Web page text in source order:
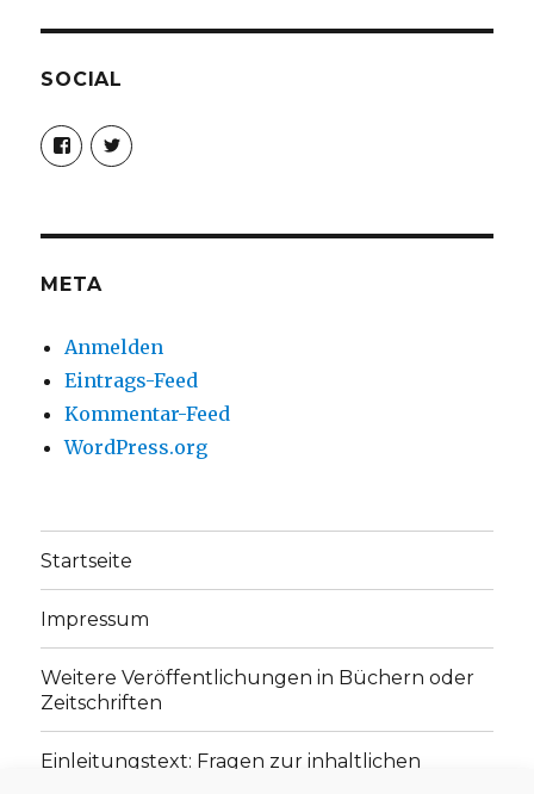
SOCIAL
Profil
von
christoph.fleischer1
anzeigen
Profil
von
anzeigen
META
Anmelden
Eintrags-Feed
Kommentar-Feed
WordPress.org
Startseite
Impressum
Weitere Veröffentlichungen in Büchern oder
Zeitschriften
Einleitungstext: Fragen zur inhaltlichen